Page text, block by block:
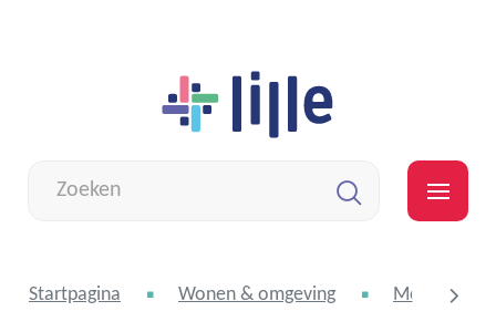
inhoud
zoek
Startpagina Wonen & omgeving Mobiliteit